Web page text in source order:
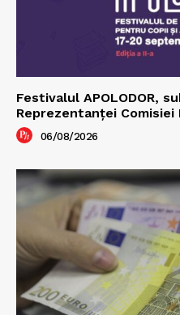
Festivalul APOLODOR,
Reprezentanței Comisiei
06/08/2026